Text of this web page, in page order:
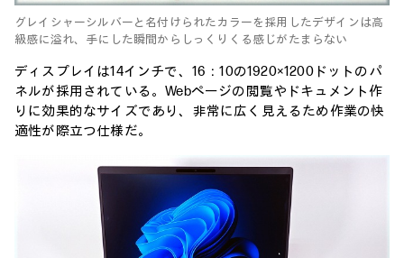
グレイシャーシルバーと名付けられたカラーを採用したデザインは高
級感に溢れ、手にした瞬間からしっくりくる感じがたまらない
ディスプレイは14インチで、16：10の1920×1200ドットのパ
ネルが採用されている。Webページの閲覧やドキュメント作
りに効果的なサイズであり、非常に広く見えるため作業の快
適性が際立つ仕様だ。